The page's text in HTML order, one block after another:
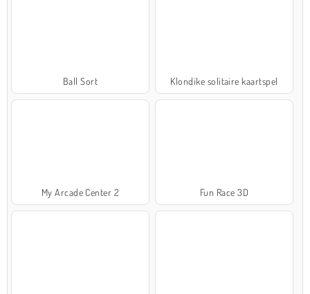
Ball Sort Klondike solitaire kaartspel
My Arcade Center 2 Fun Race 3D